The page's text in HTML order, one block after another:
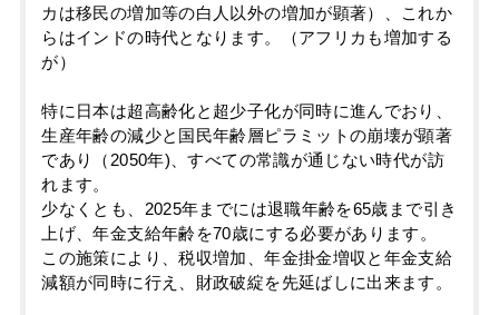
カは移民の増加等の白人以外の増加が顕著）、これか
らはインドの時代となります。（アフリカも増加する
が）
特に日本は超高齢化と超少子化が同時に進んでおり、
生産年齢の減少と国民年齢層ピラミットの崩壊が顕著
であり（2050年)、すべての常識が通じない時代が訪
れます。
少なくとも、2025年までには退職年齢を65歳まで引き
上げ、年金支給年齢を70歳にする必要があります。
この施策により、税収増加、年金掛金増収と年金支給
減額が同時に行え、財政破綻を先延ばしに出来ます。